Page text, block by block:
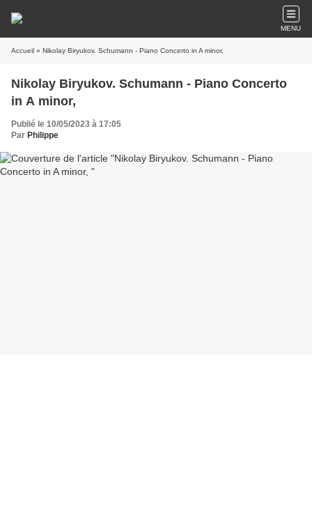
MENU
Accueil » Nikolay Biryukov. Schumann - Piano Concerto in A minor,
Nikolay Biryukov. Schumann - Piano Concerto
in A minor,
Publié le 10/05/2023 à 17:05
Par Philippe